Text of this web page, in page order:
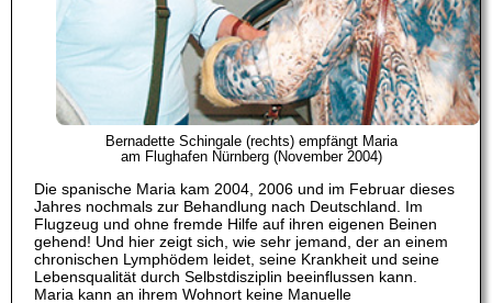
Bernadette Schingale (rechts) empfängt Maria
am Flughafen Nürnberg (November 2004)
Die spanische Maria kam 2004, 2006 und im Februar dieses
Jahres nochmals zur Behandlung nach Deutschland. Im
Flugzeug und ohne fremde Hilfe auf ihren eigenen Beinen
gehend! Und hier zeigt sich, wie sehr jemand, der an einem
chronischen Lymphödem leidet, seine Krankheit und seine
Lebensqualität durch Selbstdisziplin beeinflussen kann.
Maria kann an ihrem Wohnort keine Manuelle